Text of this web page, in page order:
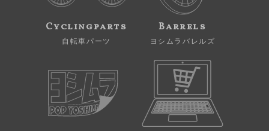
Cyclingparts
自転車パーツ
Barrels
ヨシムラバレルズ